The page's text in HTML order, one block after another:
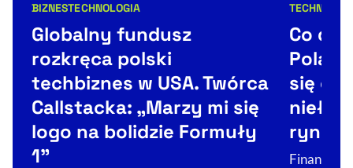
Kategorie artykułu:
BIZNESTECHNOLOGIA
Globalny fundusz
rozkręca polski
techbiznes w USA. Twórca
Callstacka: „Marzy mi się
logo na bolidzie Formuły
1”
Co
się od
rynku